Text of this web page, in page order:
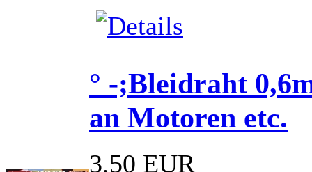
° -;Bleidraht
an Motoren etc.
3,50 EUR